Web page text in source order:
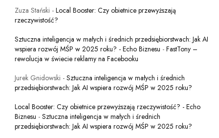
Zuza Stański - Local Booster: Czy obietnice przewyższają
rzeczywistość?
Sztuczna inteligencja w małych i średnich przedsiębiorstwach: Jak AI
wspiera rozwój MŚP w 2025 roku? - Echo Biznesu - FastTony –
rewolucja w świecie reklamy na Facebooku
Jurek Gnidowski - Sztuczna inteligencja w małych i średnich
przedsiębiorstwach: Jak AI wspiera rozwój MŚP w 2025 roku?
Local Booster: Czy obietnice przewyższają rzeczywistość? - Echo
Biznesu - Sztuczna inteligencja w małych i średnich
przedsiębiorstwach: Jak AI wspiera rozwój MŚP w 2025 roku?